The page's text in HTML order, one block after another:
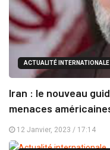
ACTUALITÉ INTERNATIONALE
Iran : le nouveau
menaces
12 Janvier, 2023 / 17:14